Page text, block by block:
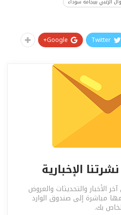
الزغبي ببيجامة سوداء
Twitter
Google+
الإخبارية
الأخبار والتحديثات والعروض
مباشرة إلى صندوق الوارد
بك.